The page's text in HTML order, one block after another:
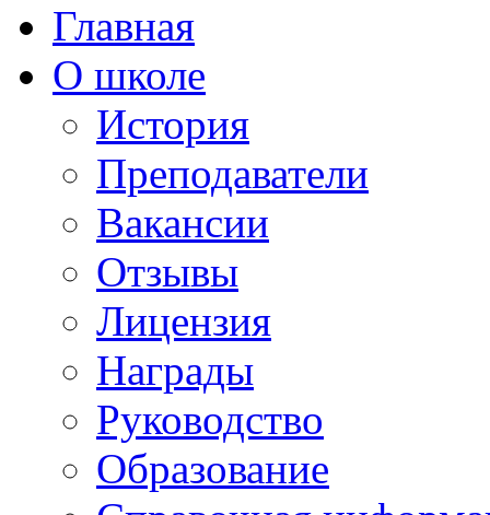
Главная
О школе
История
Преподаватели
Вакансии
Отзывы
Лицензия
Награды
Руководство
Образование